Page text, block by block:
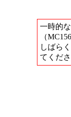
一時的
（MC156
しばら
てくださ